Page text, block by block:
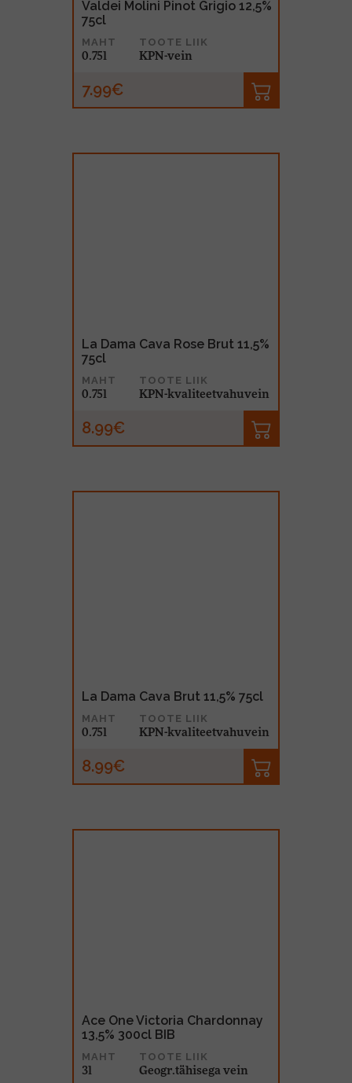
Valdei Molini Pinot Grigio 12,5%
75cl
MAHT
0.75l
TOOTE LIIK
KPN-vein
7.99€
La Dama Cava Rose Brut 11,5%
75cl
MAHT
0.75l
TOOTE LIIK
KPN-kvaliteetvahuvein
8.99€
La Dama Cava Brut 11,5% 75cl
MAHT
0.75l
TOOTE LIIK
KPN-kvaliteetvahuvein
8.99€
Ace One Victoria Chardonnay
13,5% 300cl BIB
MAHT
3l
TOOTE LIIK
Geogr.tähisega vein